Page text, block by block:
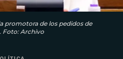
promotora de los pedidos de
Foto: Archivo